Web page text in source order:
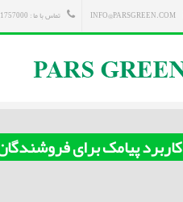
تماس با ما : 02141757000
کاربرد پیامک برای